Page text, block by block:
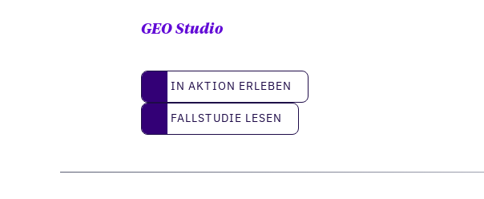
GEO Studio
IN AKTION ERLEBEN
IN AKTION ERLEBEN
Fallstudie lesen
FALLSTUDIE LESEN